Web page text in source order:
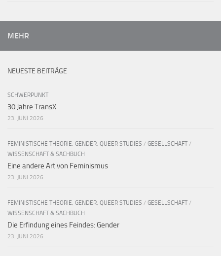
MEHR
NEUESTE BEITRÄGE
SCHWERPUNKT
30 Jahre TransX
23. JUNI 2026
FEMINISTISCHE THEORIE, GENDER, QUEER STUDIES / GESELLSCHAFT /
WISSENSCHAFT & SACHBUCH
Eine andere Art von Feminismus
23. JUNI 2026
FEMINISTISCHE THEORIE, GENDER, QUEER STUDIES / GESELLSCHAFT /
WISSENSCHAFT & SACHBUCH
Die Erfindung eines Feindes: Gender
23. JUNI 2026